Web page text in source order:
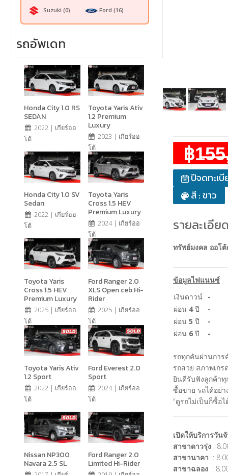
Suzuki (0) Ford (16)
รถอัพเดท
Honda City 1.0 RS
SEDAN
2022 | เกียร์ออ
โต้
Toyota Yaris Ativ
1.2 Premium
Luxury
2023 | เกียร์ออ
โต้
Honda City 1.0 SV
Sedan
2022 | เกียร์ออ
โต้
Toyota Yaris
Cross 1.5 HEV
Premium Luxury
2024 | เกียร์ออ
โต้
Toyota Yaris
Cross 1.5 HEV
Premium Luxury
2025 | เกียร์ออ
โต้
Ford Ranger 2.0
XLS Open ceb Hi-
Rider
2025 | เกียร์ออ
โต้
Toyota Yaris Ativ
1.2 Sport
2022 | เกียร์ออ
โต้
Ford Everest 2.0
Sport
2024 | เกียร์ออ
โต้
Nissan NP300
Navara 2.5 SL
Ford Ranger 2.0
Limited Hi-Rider
฿
ปีจดทะเบี
สี : ขาว
รายละเอี
ทรัพย์มงคล ออโ
ข้อมูลไฟแนนซ์
เงินดาวน์
-
ผ่อน 4ปี
-
ผ่อน 5 ปี
-
ผ่อน 6 ปี -
รถทุกคันผ่านกา
รถสวย สภาพเกร
ยินดีรับฟังลูกค้าทุ
ซื้อขาย รถได้อย่
"ดูรถไม่เป็นก็ซื้อ
เปิดให้บริการวัน
สาขาดาวรุ่ง :
สาขานาคา :
สาขาฉลอง :